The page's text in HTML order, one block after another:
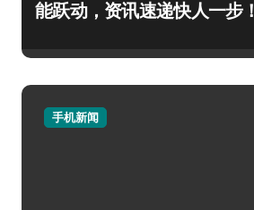
能跃动，资讯速递快人一步！
手机新闻